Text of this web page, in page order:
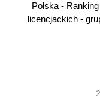
Polska -
licencjackich -